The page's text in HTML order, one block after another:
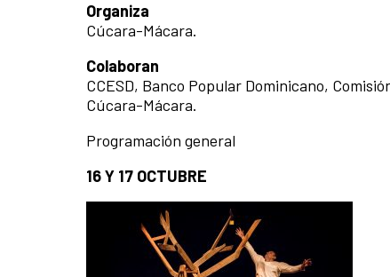
Organiza
Cúcara-Mácara.
Colaboran
CCESD, Banco Popular Dominicano,
Cúcara-Mácara.
Programación general
16 Y 17 OCTUBRE